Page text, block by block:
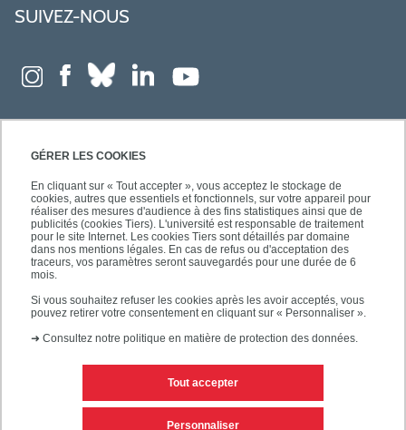
GÉRER LES COOKIES
En cliquant sur « Tout accepter », vous acceptez le stockage de
cookies, autres que essentiels et fonctionnels, sur votre appareil pour
réaliser des mesures d'audience à des fins statistiques ainsi que de
publicités (cookies Tiers). L'université est responsable de traitement
pour le site Internet. Les cookies Tiers sont détaillés par domaine
dans nos mentions légales. En cas de refus ou d'acceptation des
traceurs, vos paramètres seront sauvegardés pour une durée de 6
mois.
Si vous souhaitez refuser les cookies après les avoir acceptés, vous
pouvez retirer votre consentement en cliquant sur « Personnaliser ».
➜ Consultez notre politique en matière de protection des données.
Tout accepter
Personnaliser
SUIVEZ-NOUS
Mentions légales